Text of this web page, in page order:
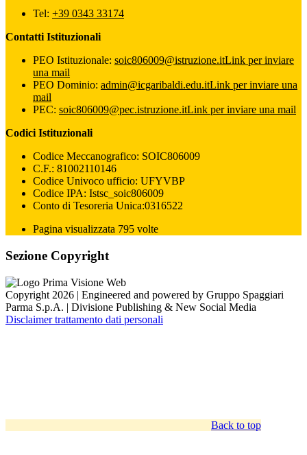
Tel: +39 0343 33174
Contatti Istituzionali
PEO Istituzionale: soic806009@istruzione.itLink per inviare
una mail
PEO Dominio: admin@icgaribaldi.edu.itLink per inviare una
mail
PEC: soic806009@pec.istruzione.itLink per inviare una mail
Codici Istituzionali
Codice Meccanografico: SOIC806009
C.F.: 81002110146
Codice Univoco ufficio: UFYVBP
Codice IPA: Istsc_soic806009
Conto di Tesoreria Unica:0316522
Pagina visualizzata 795 volte
Sezione Copyright
Copyright 2026 | Engineered and powered by Gruppo Spaggiari
Parma S.p.A. | Divisione Publishing & New Social Media
Disclaimer trattamento dati personali
Back to top